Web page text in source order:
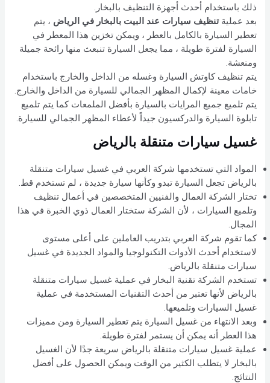
ذلك باستخدام أحدث أجهزة التنظيف بالبخار.
بعد عمليةتنظيف سيارات عند البيت بالبخار في الرياض ، يتم
تعطير السيارة بالكامل بالعطر ، ويمكن تخزين هذا المعطر في
السيارة لفترة طويلة ، مما يجعل السيارة تنبعث منها رائحة جميلة
ومنعشة.
يتم تنظيف كاوتش السيارة وغسله من الداخل والخارج باستخدام
خامات معينة لإكمال المظهر الجمالي للسيارة من الداخل والخارج.
يتم تلميع جميع المرايات بالسيارة بأفضل الملمعات كما يتم تلميع
تابلوة السيارة والدركسيون جيداً لأعطاء المظهر الجمالي للسيارة.
غسيل سيارات متنقلة بالرياض
المواد التي تستخدمها شركة العربي في غسيل سيارات متنقلة
بالرياض تجعل السيارة تبدو وكأنها سيارة جديدة ، لم تستخدم قط.
تختار الشركة العمال والفنيين المتخصصين في أعمال تنظيف
وتلميع السيارات ، لأن الشركة ستختار العمال ذوي الخبرة في هذا
المجال.
كما تقوم شركة العربي بتدريب العاملين على أعلى مستوى
لاستخدام أحدث الأدوات التكنولوجيا والمواد الجديدة في غسيل
سيارات متنقلة بالرياض.
تستخدم الشركة تقنية البخار في عملية غسيل سيارات متنقلة
بالرياض لأنها تعتبر من أحدث التقنيات المستخدمة في عملية
غسيل السيارات وتلميعها.
وبعد الانتهاء من غسيل السيارة يتم تعطير السيارة ومن مميزات
هذا العطر أنه يمكن أن يستمر لفترة طويلة.
عملية غسيل سيارات متنقلة بالرياض سريعة جدًا لأن الغسيل
بالبخار لا يتطلب الكثير من الوقت ويمكن الحصول على أفضل
النتائج.